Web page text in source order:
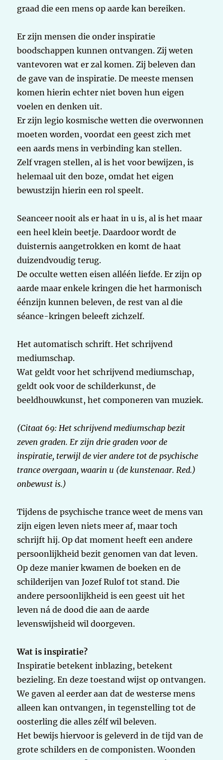
graad die een mens op aarde kan bereiken.
Er zijn mensen die onder inspiratie
boodschappen kunnen ontvangen. Zij weten
vantevoren wat er zal komen. Zij beleven dan
de gave van de inspiratie. De meeste mensen
komen hierin echter niet boven hun eigen
voelen en denken uit.
Er zijn legio kosmische wetten die overwonnen
moeten worden, voordat een geest zich met
een aards mens in verbinding kan stellen.
Zelf vragen stellen, al is het voor bewijzen, is
helemaal uit den boze, omdat het eigen
bewustzijn hierin een rol speelt.
Seanceer nooit als er haat in u is, al is het maar
een heel klein beetje. Daardoor wordt de
duisternis aangetrokken en komt de haat
duizendvoudig terug.
De occulte wetten eisen alléén liefde. Er zijn op
aarde maar enkele kringen die het harmonisch
éénzijn kunnen beleven, de rest van al die
séance-kringen beleeft zichzelf.
Het automatisch schrift. Het schrijvend
mediumschap.
Wat geldt voor het schrijvend mediumschap,
geldt ook voor de schilderkunst, de
beeldhouwkunst, het componeren van muziek.
(Citaat 69: Het schrijvend mediumschap bezit
zeven graden. Er zijn drie graden voor de
inspiratie, terwijl de vier andere tot de psychische
trance overgaan, waarin u (de kunstenaar. Red.)
onbewust is.)
Tijdens de psychische trance weet de mens van
zijn eigen leven niets meer af, maar toch
schrijft hij. Op dat moment heeft een andere
persoonlijkheid bezit genomen van dat leven.
Op deze manier kwamen de boeken en de
schilderijen van Jozef Rulof tot stand. Die
andere persoonlijkheid is een geest uit het
leven ná de dood die aan de aarde
levenswijsheid wil doorgeven.
Wat is inspiratie?
Inspiratie betekent inblazing, betekent
bezieling. En deze toestand wijst op ontvangen.
We gaven al eerder aan dat de westerse mens
alleen kan ontvangen, in tegenstelling tot de
oosterling die alles zélf wil beleven.
Het bewijs hiervoor is geleverd in de tijd van de
grote schilders en de componisten. Woonden